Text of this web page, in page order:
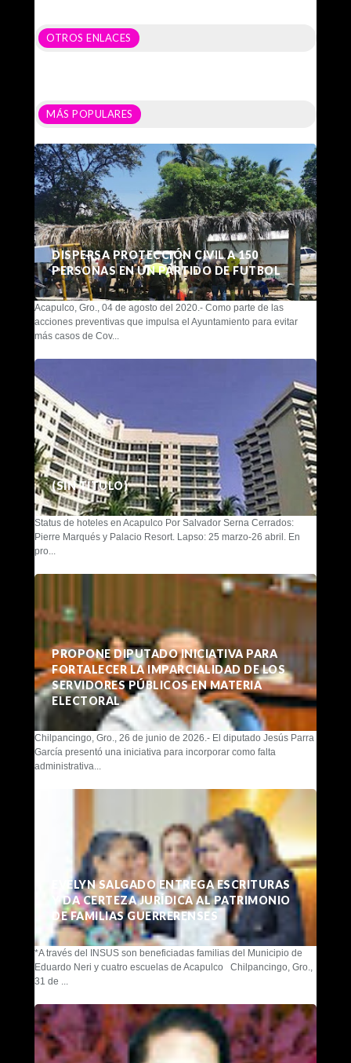
OTROS ENLACES
MÁS POPULARES
DISPERSA PROTECCIÓN CIVIL A 150
PERSONAS EN UN PARTIDO DE FUTBOL
Acapulco, Gro., 04 de agosto del 2020.- Como parte de las
acciones preventivas que impulsa el Ayuntamiento para evitar
más casos de Cov...
(SIN TÍTULO)
Status de hoteles en Acapulco Por Salvador Serna Cerrados:
Pierre Marqués y Palacio Resort. Lapso: 25 marzo-26 abril. En
pro...
PROPONE DIPUTADO INICIATIVA PARA
FORTALECER LA IMPARCIALIDAD DE LOS
SERVIDORES PÚBLICOS EN MATERIA
ELECTORAL
Chilpancingo, Gro., 26 de junio de 2026.- El diputado Jesús Parra
García presentó una iniciativa para incorporar como falta
administrativa...
EVELYN SALGADO ENTREGA ESCRITURAS
Y DA CERTEZA JURÍDICA AL PATRIMONIO
DE FAMILIAS GUERRERENSES
*A través del INSUS son beneficiadas familias del Municipio de
Eduardo Neri y cuatro escuelas de Acapulco Chilpancingo, Gro.,
31 de ...